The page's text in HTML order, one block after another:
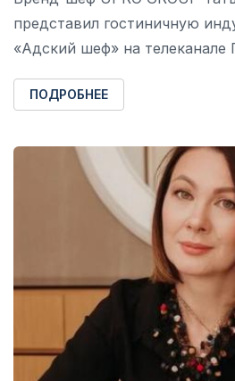
представил гостиничную
«Адский шеф» на телеканале
ПОДРОБНЕЕ